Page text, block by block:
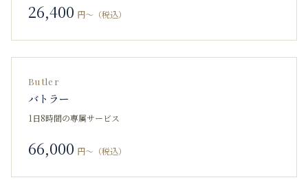
26,400 円〜（税込）
Butler
バトラー
1日8時間の専属サービス
66,000 円〜（税込）